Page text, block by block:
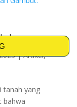
Tanah
|Artikel,
tanah yang
bahwa